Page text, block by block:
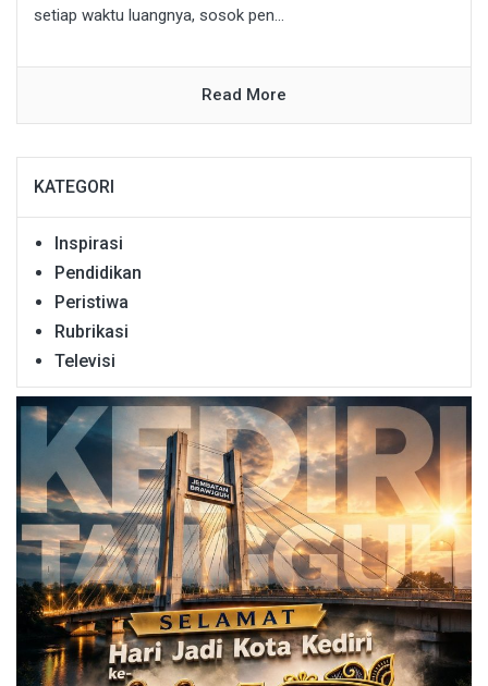
setiap waktu luangnya, sosok pen...
Read More
KATEGORI
Inspirasi
Pendidikan
Peristiwa
Rubrikasi
Televisi